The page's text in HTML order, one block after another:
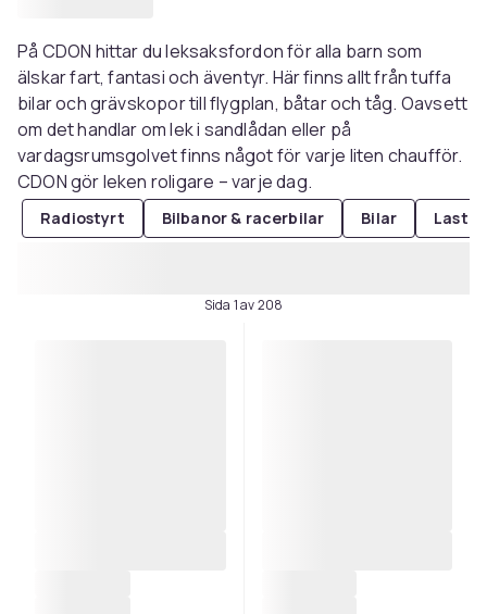
På CDON hittar du leksaksfordon för alla barn som
älskar fart, fantasi och äventyr. Här finns allt från tuffa
bilar och grävskopor till flygplan, båtar och tåg. Oavsett
om det handlar om lek i sandlådan eller på
vardagsrumsgolvet finns något för varje liten chaufför.
CDON gör leken roligare – varje dag.
Radiostyrt Bilbanor & racerbilar Bilar
Sida 1 av 208